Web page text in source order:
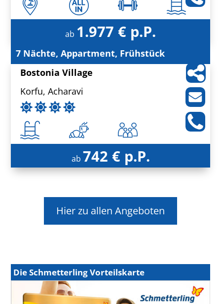
ab 1.977 € p.P.
7 Nächte, Appartment, Frühstück
Bostonia Village
Korfu, Acharavi
ab 742 € p.P.
Hier zu allen Angeboten
Die Schmetterling Vorteilskarte